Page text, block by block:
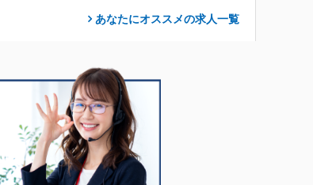
あなたにオススメの求人一覧